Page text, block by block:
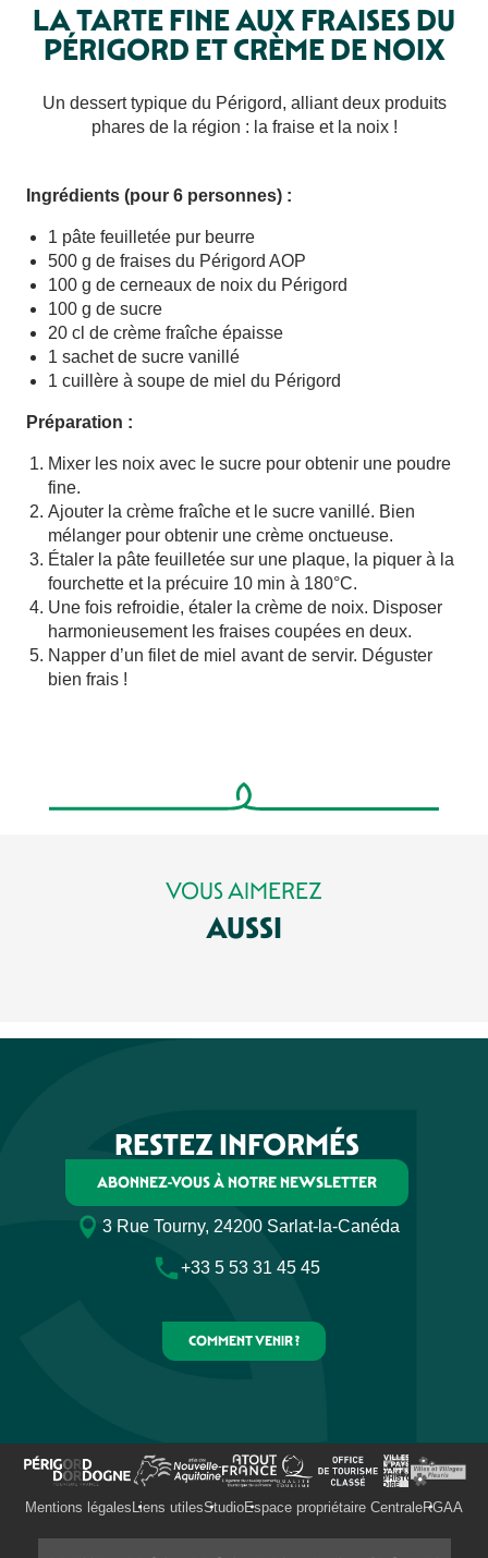
LA TARTE FINE AUX FRAISES DU
PÉRIGORD ET CRÈME DE NOIX
Un dessert typique du Périgord, alliant deux produits
phares de la région : la fraise et la noix !
Ingrédients (pour 6 personnes) :
1 pâte feuilletée pur beurre
500 g de fraises du Périgord AOP
100 g de cerneaux de noix du Périgord
100 g de sucre
20 cl de crème fraîche épaisse
1 sachet de sucre vanillé
1 cuillère à soupe de miel du Périgord
Préparation :
Mixer les noix avec le sucre pour obtenir une poudre
fine.
Ajouter la crème fraîche et le sucre vanillé. Bien
mélanger pour obtenir une crème onctueuse.
Étaler la pâte feuilletée sur une plaque, la piquer à la
fourchette et la précuire 10 min à 180°C.
Une fois refroidie, étaler la crème de noix. Disposer
harmonieusement les fraises coupées en deux.
Napper d’un filet de miel avant de servir. Déguster
bien frais !
VOUS AIMEREZ
AUSSI
RESTEZ INFORMÉS
ABONNEZ-VOUS À NOTRE NEWSLETTER
3 Rue Tourny, 24200 Sarlat-la-Canéda
+33 5 53 31 45 45
COMMENT VENIR ?
Mentions légales Liens utilesStudioEspace propriétaire CentraleRGAA